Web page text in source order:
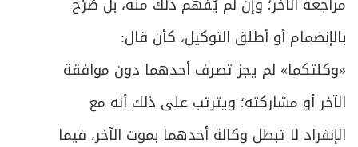
بالإنضمام أو أطلق التوكيل، كأن قال:
«وكلتكما» لم يجز تصرف أحدهما دون موافقة
الآخر أو مشاركته؛ ويترتب على ذلك أنه مع
الإنفراد لا تبطل وكالة أحدهما بموت الآخر، فيما